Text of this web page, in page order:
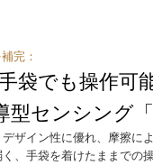
完：
袋でも操作
型センシング
ザイン性に優れ、摩擦に
、手袋を着けたままでの